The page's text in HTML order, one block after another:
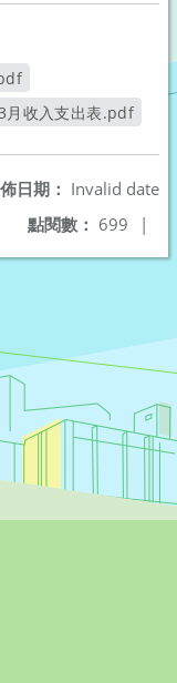
月收入支出表.pdf
日期： Invalid date
點閱數： 699 |